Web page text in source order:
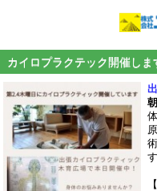
カイロプラクテック開催しま
す
【